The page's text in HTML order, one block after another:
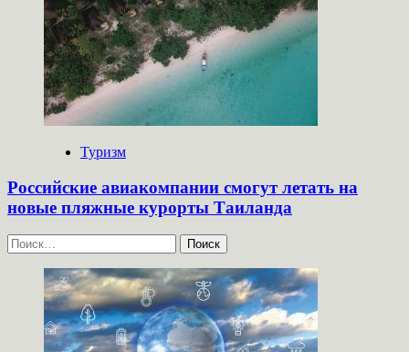
Туризм
Российские авиакомпании смогут летать на
новые пляжные курорты Таиланда
Найти: